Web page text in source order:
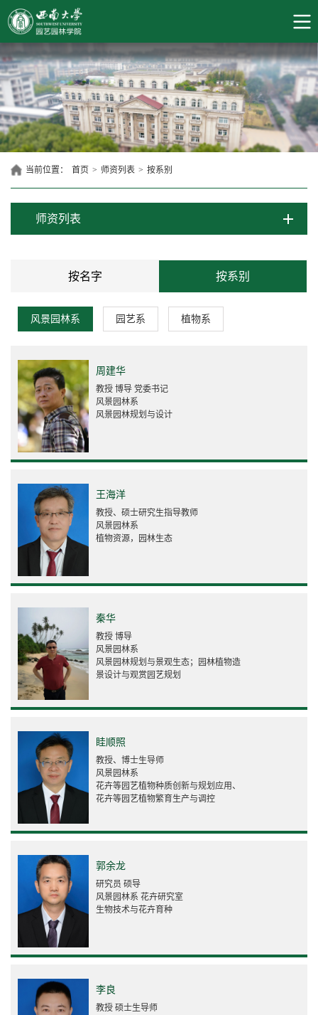
当前位置： 首页 > 师资列表 > 按系别
师资列表
按名字 按系别
风景园林系 园艺系 植物系
周建华
教授 博导 党委书记
风景园林系
风景园林规划与设计
王海洋
教授、硕士研究生指导教师
风景园林系
植物资源，园林生态
秦华
教授 博导
风景园林系
风景园林规划与景观生态；园林植物造
景设计与观赏园艺规划
眭顺照
教授、博士生导师
风景园林系
花卉等园艺植物种质创新与规划应用、
花卉等园艺植物繁育生产与调控
郭余龙
研究员 硕导
风景园林系 花卉研究室
生物技术与花卉育种
李良
教授 硕士生导师